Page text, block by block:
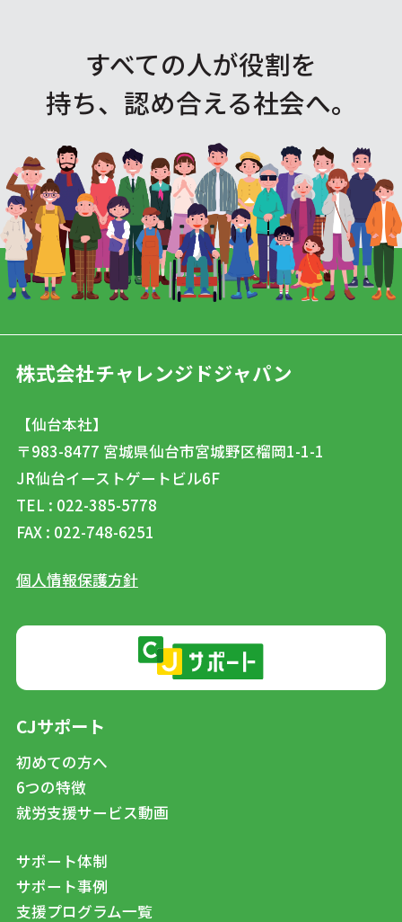
すべての人が役割を
持ち、認め合える社会へ。
株式会社チャレンジドジャパン
【仙台本社】
〒983-8477 宮城県仙台市宮城野区榴岡1-1-1
JR仙台イーストゲートビル6F
TEL : 022-385-5778
FAX : 022-748-6251
個人情報保護方針
CJサポート
初めての方へ
6つの特徴
就労支援サービス動画
サポート体制
サポート事例
支援プログラム一覧